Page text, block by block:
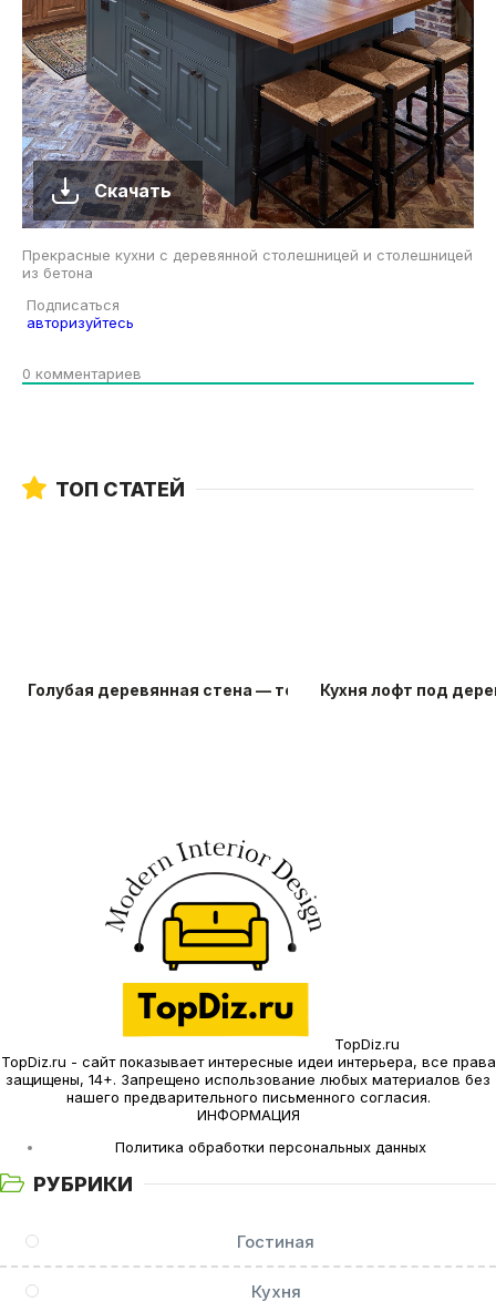
Скачать
Прекрасные кухни с деревянной столешницей и столешницей
из бетона
Подписаться
авторизуйтесь
0 комментариев
ТОП СТАТЕЙ
Голубая деревянная стена — топ-20 идейКухня лофт под
TopDiz.ru
TopDiz.ru - сайт показывает интересные идеи интерьера, все права
защищены, 14+. Запрещено использование любых материалов без
нашего предварительного письменного согласия.
ИНФОРМАЦИЯ
Политика обработки персональных данных
РУБРИКИ
Гостиная
Кухня